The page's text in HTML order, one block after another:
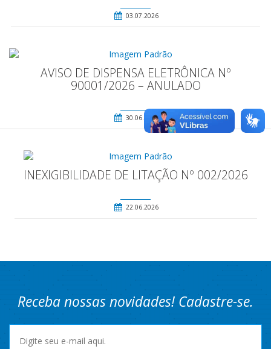
03.07.2026
AVISO DE DISPENSA ELETRÔNICA Nº
90001/2026 – ANULADO
30.06.2026
INEXIGIBILIDADE DE LITAÇÃO Nº 002/2026
22.06.2026
Receba nossas novidades! Cadastre-se.